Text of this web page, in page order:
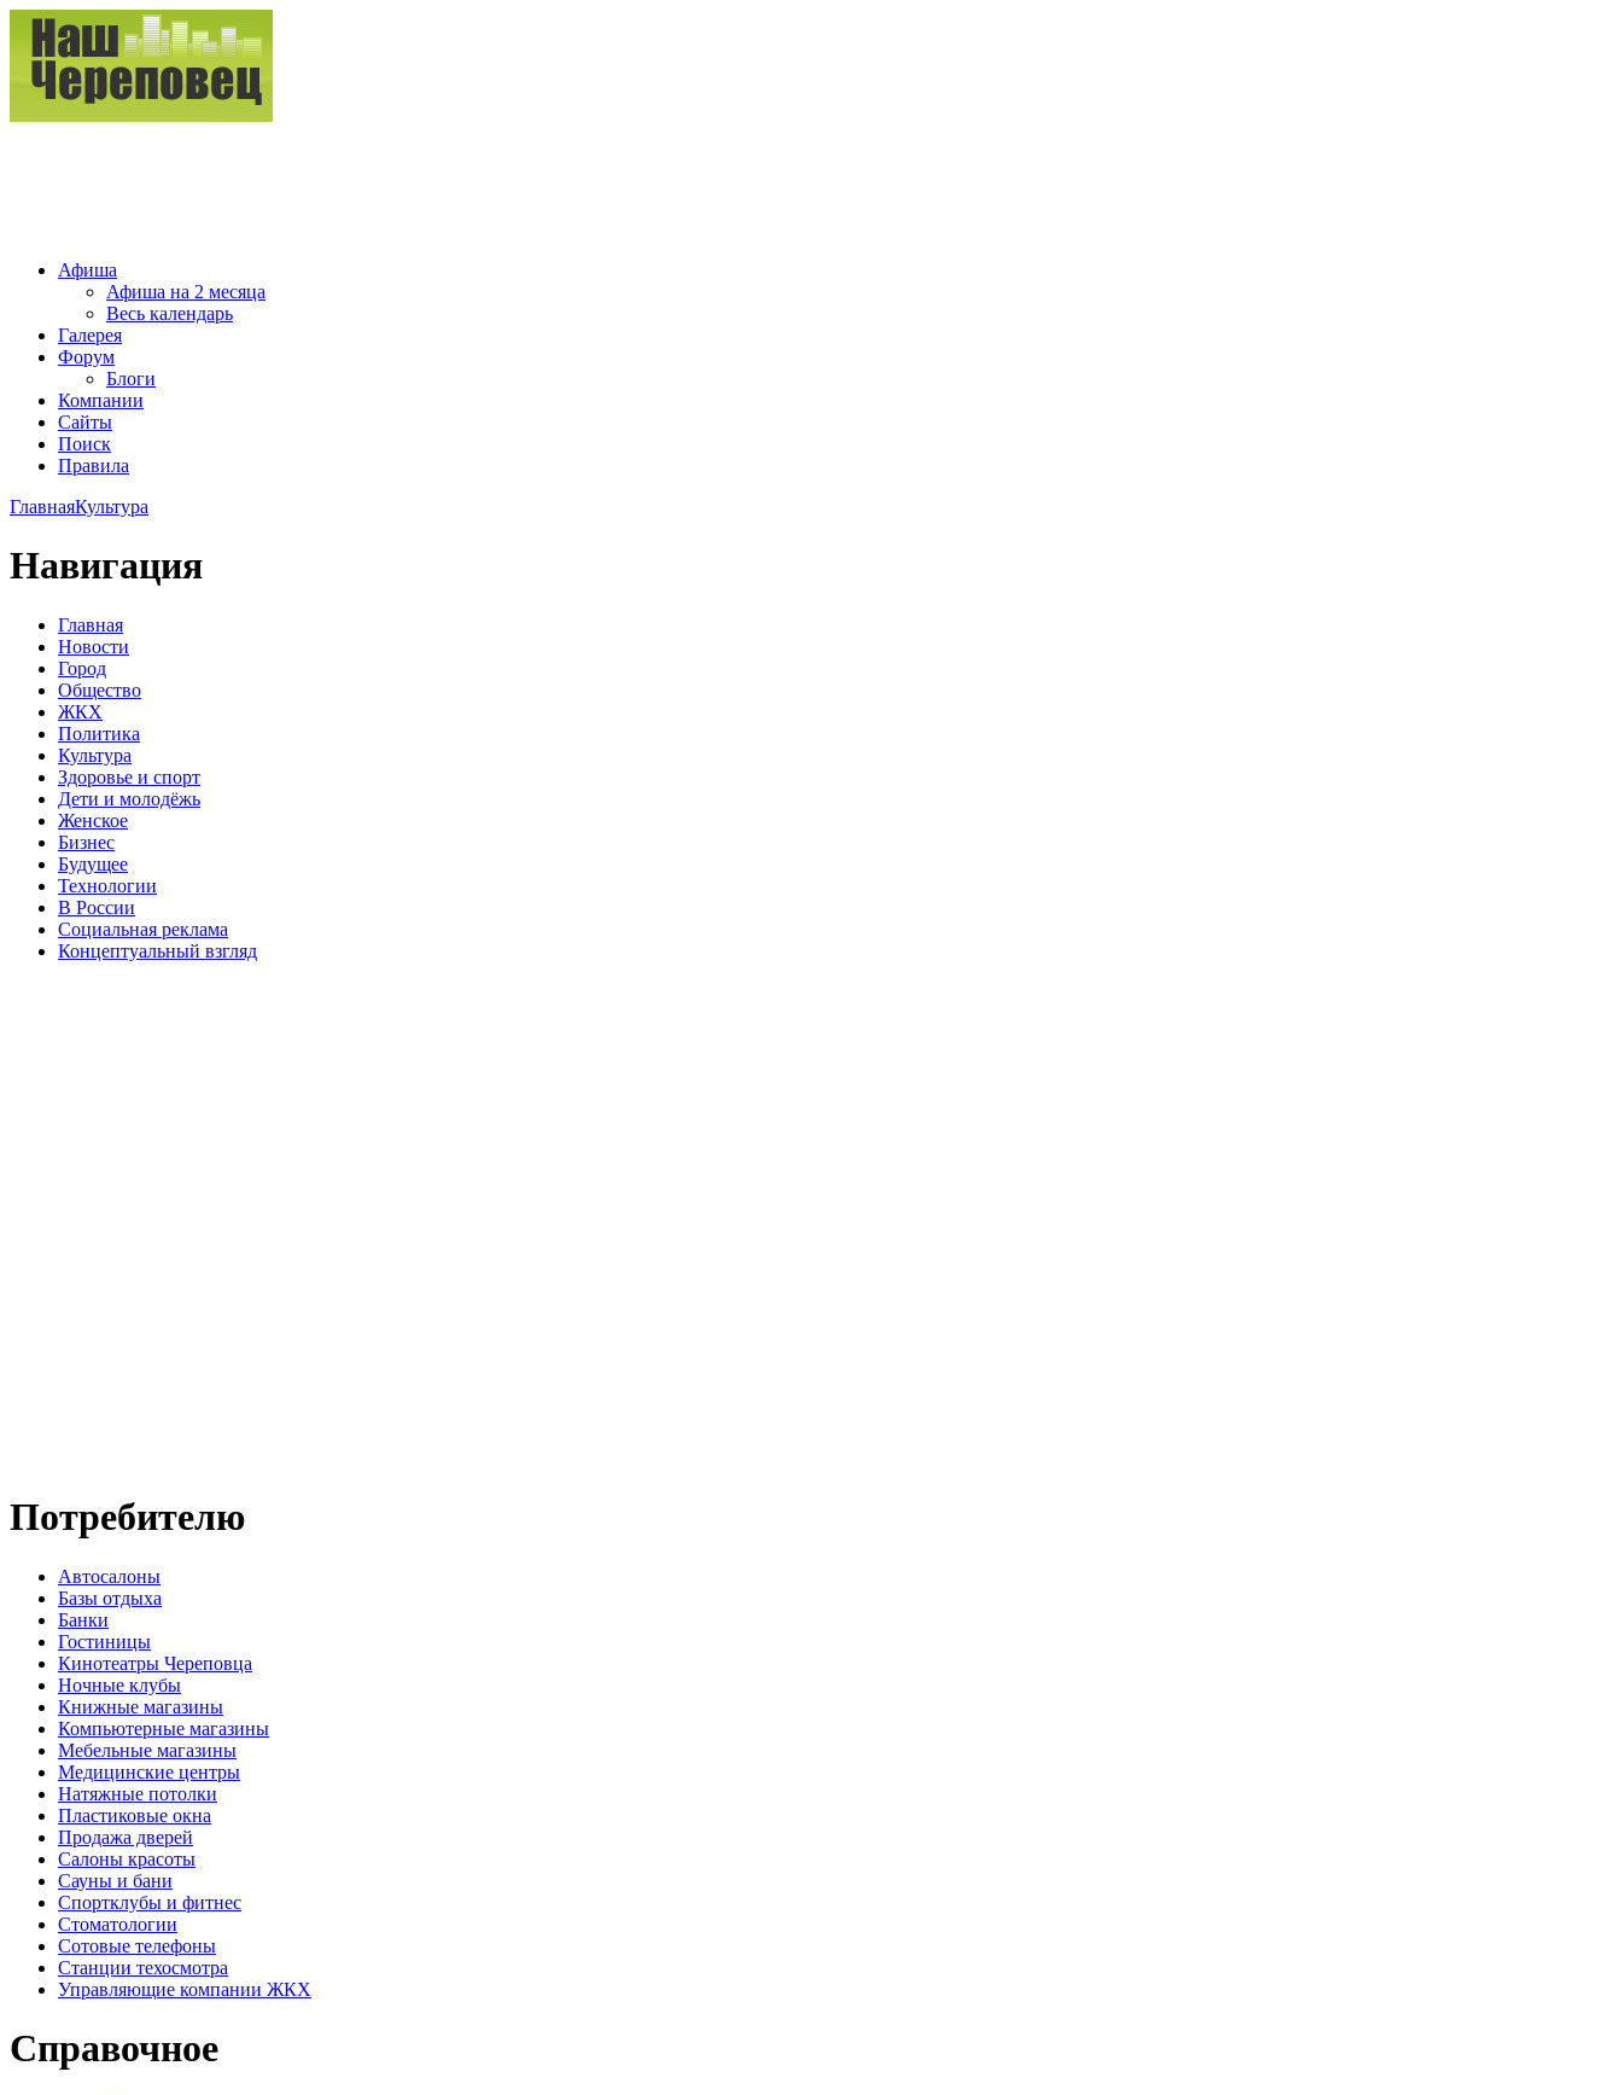
Афиша
Афиша на 2 месяца
Весь календарь
Галерея
Форум
Блоги
Компании
Сайты
Поиск
Правила
ГлавнаяКультура
Навигация
Главная
Новости
Город
Общество
ЖКХ
Политика
Культура
Здоровье и спорт
Дети и молодёжь
Женское
Бизнес
Будущее
Технологии
В России
Социальная реклама
Концептуальный взгляд
Потребителю
Автосалоны
Базы отдыха
Банки
Гостиницы
Кинотеатры Череповца
Ночные клубы
Книжные магазины
Компьютерные магазины
Мебельные магазины
Медицинские центры
Натяжные потолки
Пластиковые окна
Продажа дверей
Салоны красоты
Сауны и бани
Спортклубы и фитнес
Стоматологии
Сотовые телефоны
Станции техосмотра
Управляющие компании ЖКХ
Справочное